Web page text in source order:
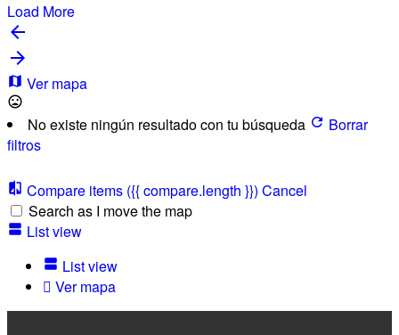
Load More
Ver mapa
No existe ningún resultado con tu búsqueda
Borrar
filtros
Compare items ({{ compare.length }}) Cancel
Search as I move the map
List view
List view
Ver mapa